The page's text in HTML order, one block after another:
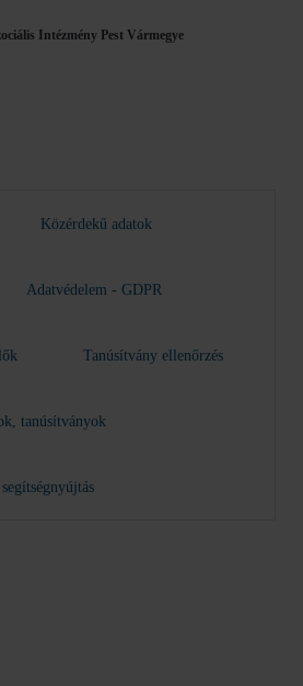
Intézmény Pest Vármegye
Közérdekű adatok
Adatvédelem - GDPR
Tanúsítvány ellenőrzés
tanúsítványok